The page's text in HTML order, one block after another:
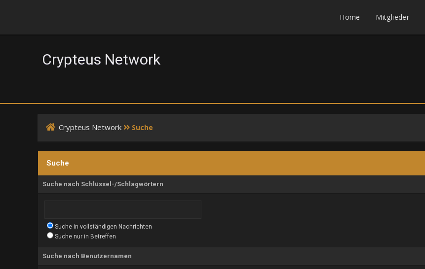
Home Mitglieder
Crypteus Network
Crypteus Network Suche
Suche
Suche nach Schlüssel-/Schlagwörtern
Suche in vollständigen Nachrichten
Suche nur in Betreffen
Suche nach Benutzernamen